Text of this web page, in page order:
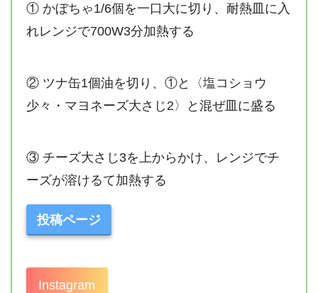
① かぼちゃ1/6個を一口大に切り、耐熱皿に入
れレンジで700W3分加熱する
② ツナ缶1個油を切り、①と〈塩コショウ
少々・マヨネーズ大さじ2〉と混ぜ皿に盛る
③ チーズ大さじ3を上からかけ、レンジでチ
ーズが溶けるて加熱する
投稿ページ
Instagram